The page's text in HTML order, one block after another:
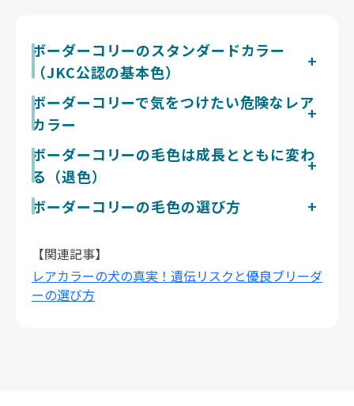
ボーダーコリーのスタンダードカラー
（JKC公認の基本色）
ジャパンケネルクラブの犬種標準では、ボーダーコリー
は特定の色に限定されず、さまざまな毛色が認められて
います。ブラック＆ホワイトをはじめ、レッドやチョコ
レート、ブルー、セーブル、三色のトライカラー、さら
にブルーマールといったまだら模様も公認の範囲に含ま
れます。ただし、体の大部分を白が占めるような過剰な
広いぶん、迷ったらまず公認色から検討すると、犬種本
ボーダーコリーで気をつけたい危険なレア
カラー
ボーダーコリーのブルーマールは公認の毛色のひとつ
で、模様そのものや、その毛色の子犬を危険なものとし
て避ける必要はありません。注意したいのは交配の組み
合わせのほうで、マール同士をかけ合わせる「ダブルマ
ール」の繁殖は、難聴や視覚・眼の障害をもつ子犬が高
せん。また犬全般として、白の面積が極端に多い個体で
は聴覚などに懸念が指摘されることもあるようです。希
少さをうたう言葉に惑わされず、親犬の健康と繁殖の背
景を確認することが大切です。詳しくは『レアカラーの
ボーダーコリーの毛色は成長とともに変わ
る（退色）
ボーダーコリーも、お迎えしたときの色が一生そのまま
続くとは限りません。子犬の頃に真っ黒だった部分が、
えたりすることがあると言われています。屋外で過ごす
ることもあるようです。こうした変化は被毛のメラニン
色素の量や生活環境によるもので、生後半年〜1歳頃か
ボーダーコリーの毛色の選び方
ールまで毛色が多彩です。マールを選ぶ場合は親犬がマ
ール同士（ダブルマール）でないかの確認が大切です。
毛色で性格は決まらないと言われており、色より親犬の
健康状態や気質、ブリーダーの誠実さを基準に選びまし
【関連記事】
レアカラーの犬の真実！遺伝リスクと優良ブリーダ
ーの選び方